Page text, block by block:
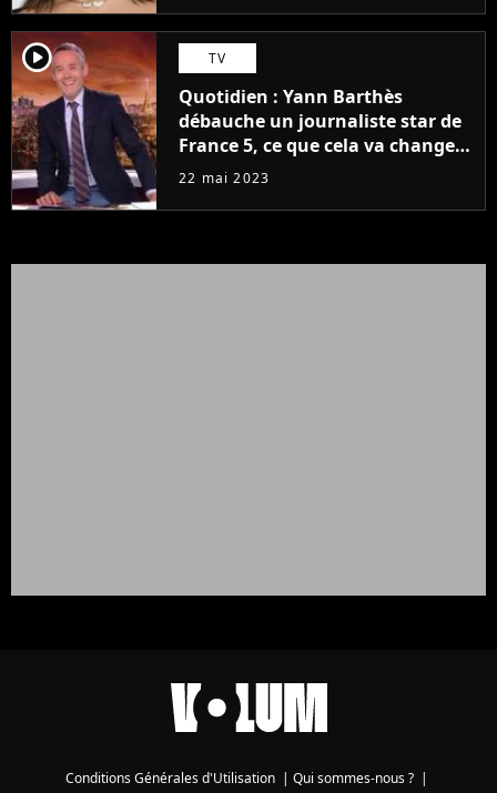
player2 TV
Quotidien : Yann Barthès
débauche un journaliste star de
France 5, ce que cela va changer
à la rentrée
22 mai 2023
Conditions Générales d'Utilisation Qui sommes-nous ?